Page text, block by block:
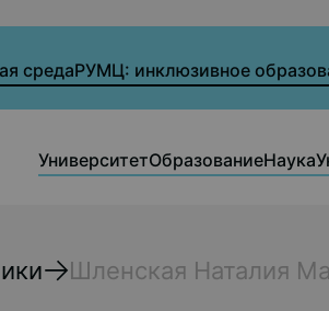
средаРУМЦ: инклюзивное
УниверситетОбразованиеНаука
Шленская Наталия